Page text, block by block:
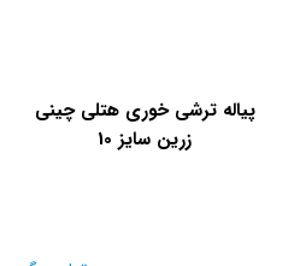
پیاله ترشی خوری هتلی چینی
زرین سایز 10